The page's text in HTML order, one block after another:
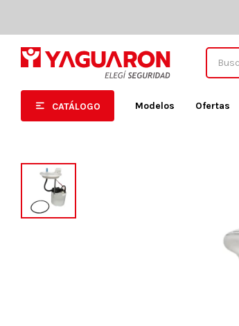
CATÁLOGO Modelos Ofertas